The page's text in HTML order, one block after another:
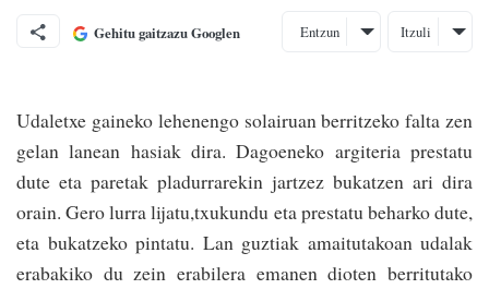
Gehitu gaitzazu Googlen Entzun Itzuli
Udaletxe gaineko lehenengo solairuan be­rritzeko falta zen
gelan lanean hasiak dira. Dagoeneko argiteria pres­tatu
dute eta paretak pladurrarekin jartzez bukatzen ari dira
orain. Gero lu­rra lijatu,txukundu eta prestatu beharko dute,
eta bukatzeko pintatu. Lan guztiak amaitutakoan udalak
erabakiko du zein erabilera emanen dioten berritutako